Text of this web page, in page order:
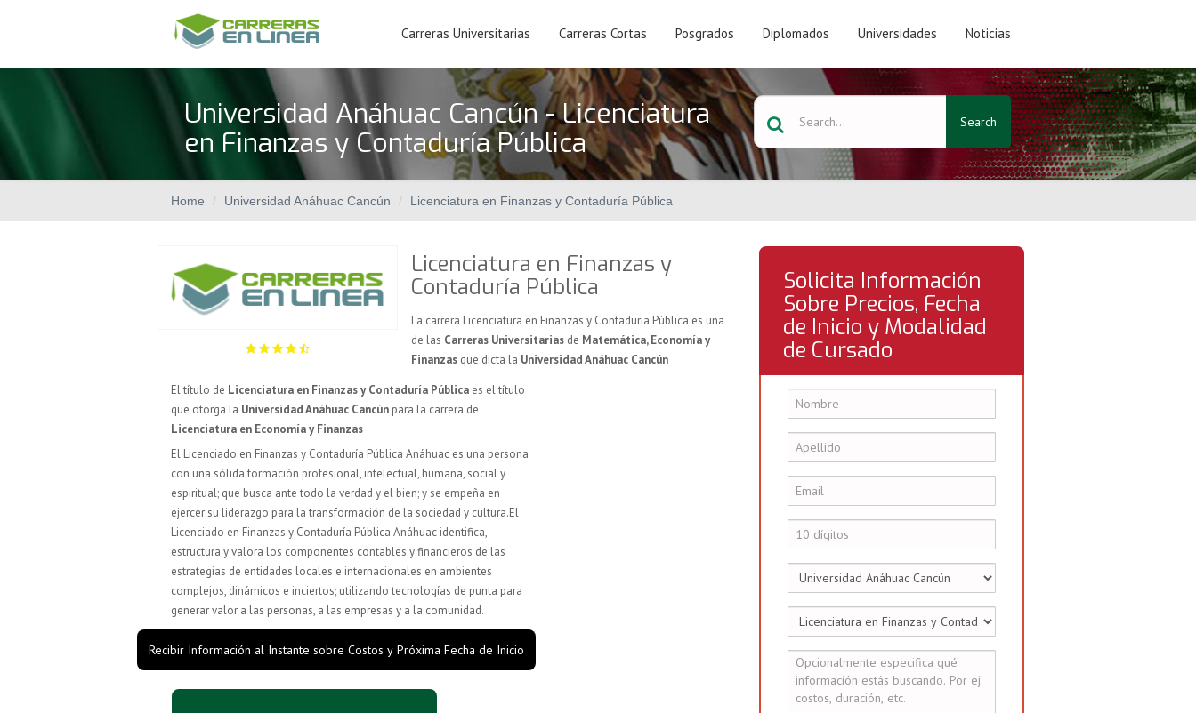
Carreras Universitarias Carreras Cortas Posgrados Diplomados Universidades Noticias
Universidad Anáhuac Cancún - Licenciatura
en Finanzas y Contaduría Pública
Search
Home Universidad Anáhuac Cancún Licenciatura en Finanzas y Contaduría Pública
Licenciatura en Finanzas y
Contaduría Pública
La carrera Licenciatura en Finanzas y Contaduría Pública es una
de las Carreras Universitarias de Matemática, Economía y
Finanzas que dicta la Universidad Anáhuac Cancún
El título de Licenciatura en Finanzas y Contaduría Pública es el título
que otorga la Universidad Anáhuac Cancún para la carrera de
Licenciatura en Economía y Finanzas
El Licenciado en Finanzas y Contaduría Pública Anáhuac es una persona
con una sólida formación profesional, intelectual, humana, social y
espiritual; que busca ante todo la verdad y el bien; y se empeña en
ejercer su liderazgo para la transformación de la sociedad y cultura.El
Licenciado en Finanzas y Contaduría Pública Anáhuac identifica,
estructura y valora los componentes contables y financieros de las
estrategias de entidades locales e internacionales en ambientes
complejos, dinámicos e inciertos; utilizando tecnologías de punta para
generar valor a las personas, a las empresas y a la comunidad.
Recibir Información al Instante sobre Costos y Próxima Fecha de Inicio
Solicita Información
Sobre Precios, Fecha
de Inicio y Modalidad
de Cursado